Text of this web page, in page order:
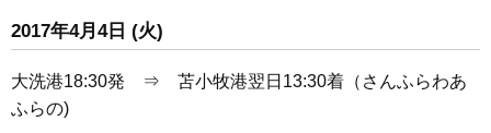
2017年4月4日 (火)
大洗港18:30発 ⇒ 苫小牧港翌日13:30着（さんふらわあ
ふらの)